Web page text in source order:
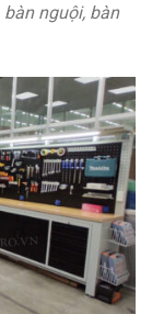
bàn nguội, bàn